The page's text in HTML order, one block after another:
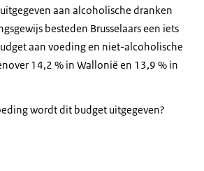
aan alcoholische dranken
besteden Brusselaars een iets
aan voeding en niet-alcoholische
14,2 % in Wallonië en 13,9 % in
wordt dit budget uitgegeven?